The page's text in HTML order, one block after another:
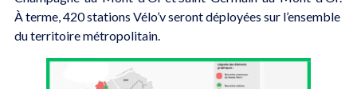
À terme, 420 stations Vélo’v seront déployées sur l’ensemble
du territoire métropolitain.